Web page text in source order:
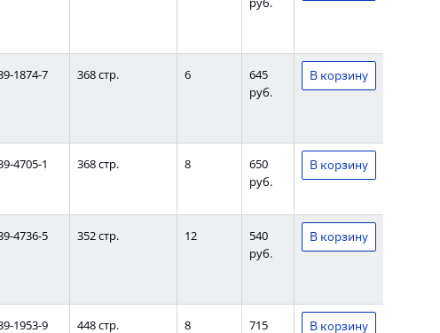
1874-7 368 стр. 6
645
руб.
4705-1 368 стр. 8
650
руб.
4736-5 352 стр. 12
540
руб.
1953-9 448 стр. 8
715